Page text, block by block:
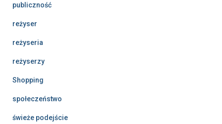
publiczność
reżyser
reżyseria
reżyserzy
Shopping
społeczeństwo
świeże podejście